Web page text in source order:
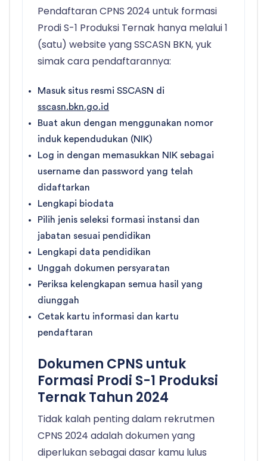
Pendaftaran CPNS 2024 untuk formasi
Prodi S-1 Produksi Ternak hanya melalui 1
(satu) website yang SSCASN BKN, yuk
simak cara pendaftarannya:
Masuk situs resmi SSCASN di
sscasn.bkn.go.id
Buat akun dengan menggunakan nomor
induk kependudukan (NIK)
Log in dengan memasukkan NIK sebagai
username dan password yang telah
didaftarkan
Lengkapi biodata
Pilih jenis seleksi formasi instansi dan
jabatan sesuai pendidikan
Lengkapi data pendidikan
Unggah dokumen persyaratan
Periksa kelengkapan semua hasil yang
diunggah
Cetak kartu informasi dan kartu
pendaftaran
Dokumen CPNS untuk
Formasi Prodi S-1 Produksi
Ternak Tahun 2024
Tidak kalah penting dalam rekrutmen
CPNS 2024 adalah dokumen yang
diperlukan sebagai dasar kamu lulus